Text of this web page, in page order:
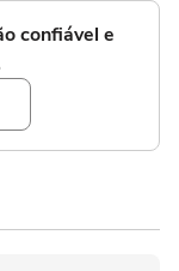
confiável e